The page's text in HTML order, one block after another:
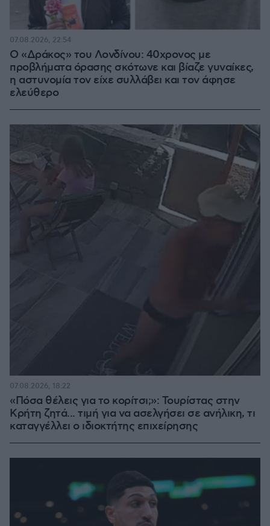
Ο «Δράκος» του Λονδίνου: 40χρονος με
προβλήματα όρασης σκότωνε και βίαζε γυναίκες,
η αστυνομία τον είχε συλλάβει και τον άφησε
ελεύθερο
07.08.2026, 22:54
«Πόσα θέλεις για το κορίτσι;»: Τουρίστας στην
Κρήτη ζητά... τιμή για να ασελγήσει σε ανήλικη, τι
καταγγέλλει ο ιδιοκτήτης επιχείρησης
07.08.2026, 18:22